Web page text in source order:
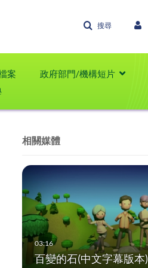
搜尋
案 政府部門/機構短片
相關媒體
百變的石(中文字幕版本)